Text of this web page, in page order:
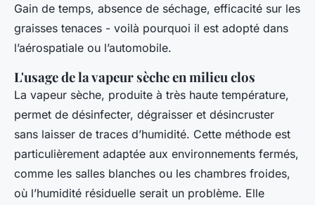
Gain de temps, absence de séchage, efficacité sur les
graisses tenaces - voilà pourquoi il est adopté dans
l’aérospatiale ou l’automobile.
L'usage de la vapeur sèche en milieu clos
La vapeur sèche, produite à très haute température,
permet de désinfecter, dégraisser et désincruster
sans laisser de traces d’humidité. Cette méthode est
particulièrement adaptée aux environnements fermés,
comme les salles blanches ou les chambres froides,
où l’humidité résiduelle serait un problème. Elle